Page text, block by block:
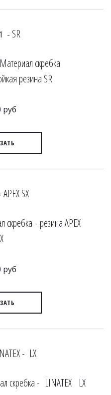
- SR
скребка
резина SR
руб
APEX SX
скребка - резина APEX
руб
- LX
скребка - LINATEX LX